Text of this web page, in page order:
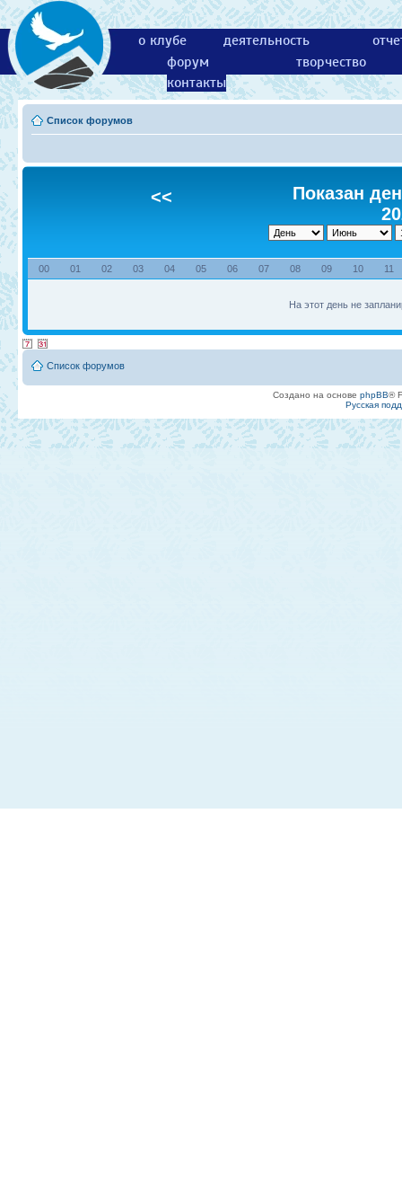
о клубе деятельность
форум
творчество
контакты
Список форумов
<<
Показан
00 01 02 03 04 05 06 07 08 09 10 11
На этот день не
Список форумов
Создано на основе phpBB®
Русская